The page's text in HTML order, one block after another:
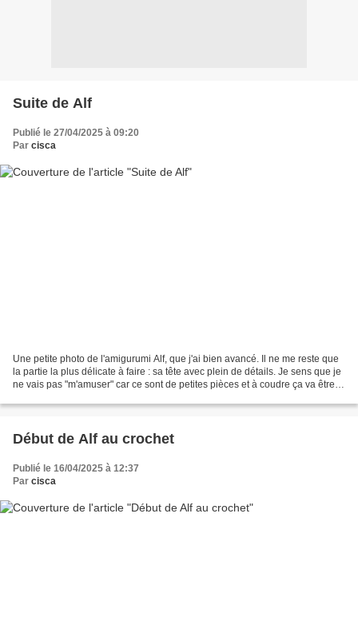
Suite de Alf
Publié le 27/04/2025 à 09:20
Par cisca
Une petite photo de l'amigurumi Alf, que j'ai bien avancé. Il ne me reste que
la partie la plus délicate à faire : sa tête avec plein de détails. Je sens que je
ne vais pas "m'amuser" car ce sont de petites pièces et à coudre ça va être
Début de Alf au crochet
Publié le 16/04/2025 à 12:37
Par cisca